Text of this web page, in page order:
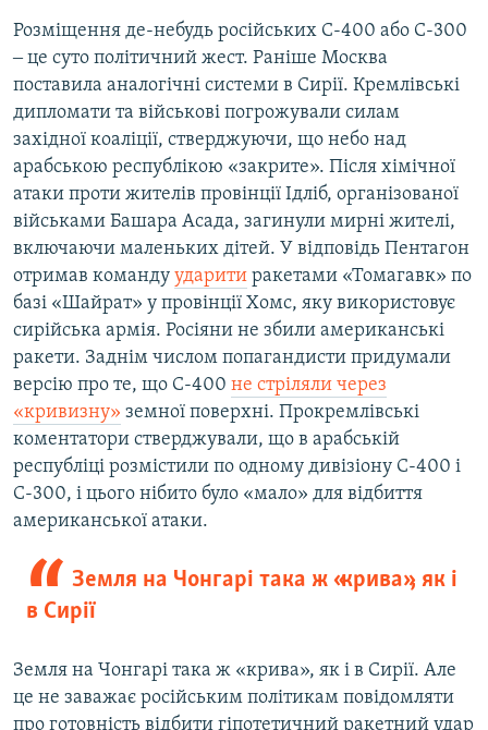
Розміщення де-небудь російських С-400 або С-300
‒ це суто політичний жест. Раніше Москва
поставила аналогічні системи в Сирії. Кремлівські
дипломати та військові погрожували силам
західної коаліції, стверджуючи, що небо над
арабською республікою «закрите». Після хімічної
атаки проти жителів провінції Ідліб, організованої
військами Башара Асада, загинули мирні жителі,
включаючи маленьких дітей. У відповідь Пентагон
отримав команду ударити ракетами «Томагавк» по
базі «Шайрат» у провінції Хомс, яку використовує
сирійська армія. Росіяни не збили американські
ракети. Заднім числом попагандисти придумали
версію про те, що С-400 не стріляли через
«кривизну» земної поверхні. Прокремлівські
коментатори стверджували, що в арабській
республіці розмістили по одному дивізіону С-400 і
С-300, і цього нібито було «мало» для відбиття
американської атаки.
Земля на Чонгарі така ж «крива», як і
в Сирії
Земля на Чонгарі така ж «крива», як і в Сирії. Але
це не заважає російським політикам повідомляти
про готовність відбити гіпотетичний ракетний удар